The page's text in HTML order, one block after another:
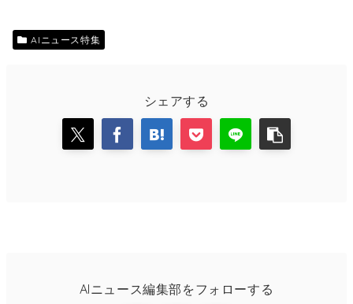
AIニュース特集
シェアする
AIニュース編集部をフォローする